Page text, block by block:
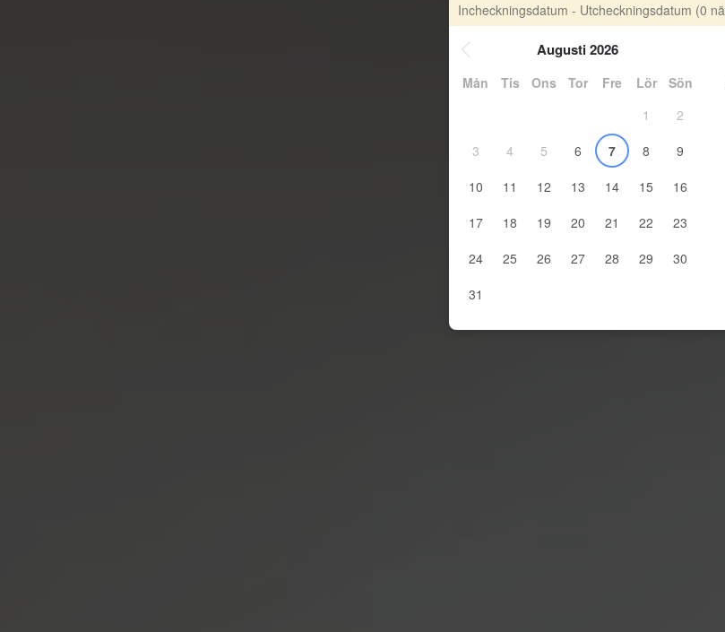
Incheckningsdatum - Utcheckningsdatum (0
Augusti 2026
Mån Tis Ons Tor Fre Lör
Sön
1
2
3
4 5 6 7 8
9
10
11 12 13 14 15
16
17
18 19 20 21 22
23
24
25 26 27 28 29
30
31